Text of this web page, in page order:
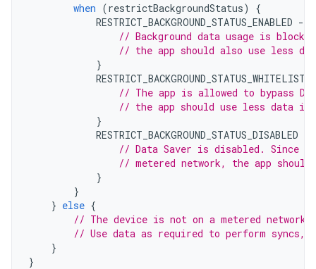
when (restrictBackgroundStatus)
{
RESTRICT_BACKGROUND_STATUS_ENABLED -
// Background data usage is
// the app should also use less
}
RESTRICT_BACKGROUND_STATUS_WHITELISTED
// The app is allowed to bypass
// the app should use less data in
}
RESTRICT_BACKGROUND_STATUS_DISABLED
// Data Saver is disabled. Since
// metered network, the app
}
}
} else {
// The device is not on a metered network.
// Use data as required to perform syncs,
}
}